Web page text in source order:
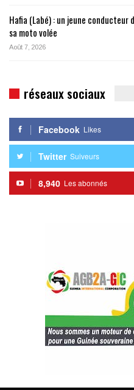
Hafia (Labé) : un jeune
sa moto volée
Août 7, 2026
réseaux sociaux
Facebook Likes
Twitter Suiveurs
8,940 Les abonnés